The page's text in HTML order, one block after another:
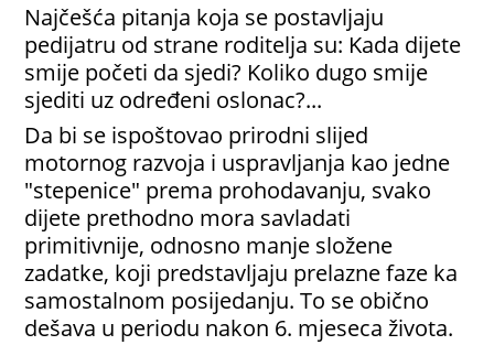
Najčešća pitanja koja se postavljaju
pedijatru od strane roditelja su: Kada dijete
smije početi da sjedi? Koliko dugo smije
sjediti uz određeni oslonac?...
Da bi se ispoštovao prirodni slijed
motornog razvoja i uspravljanja kao jedne
"stepenice" prema prohodavanju, svako
dijete prethodno mora savladati
primitivnije, odnosno manje složene
zadatke, koji predstavljaju prelazne faze ka
samostalnom posijedanju. To se obično
dešava u periodu nakon 6. mjeseca života.